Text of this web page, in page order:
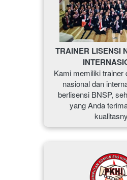
TRAINER LISENSI
Kami memiliki trainer
nasional dan
berlisensi BNSP,
yang Anda